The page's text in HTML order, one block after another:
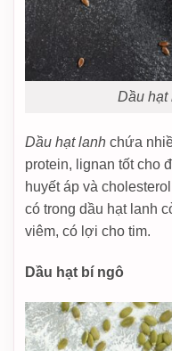
Dầu hạt
Dầu hạt lanh chứa
protein, lignan tốt cho
huyết áp và
có trong dầu hạt lanh
viêm, có lợi cho tim.
Dầu hạt bí ngô